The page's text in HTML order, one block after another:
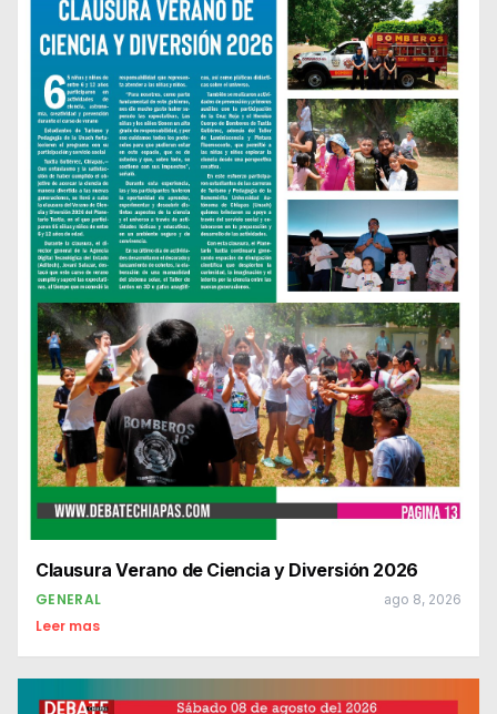
Clausura Verano de Ciencia y Diversión 2026
GENERAL ago 8, 2026
Leer mas